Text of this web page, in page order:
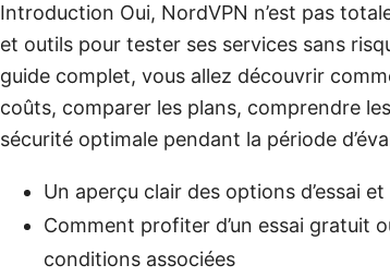
Introduction Oui, NordVPN n’est pas
et outils pour tester ses services sans
guide complet, vous allez découvrir
coûts, comparer les plans, comprendre
sécurité optimale pendant la période
Un aperçu clair des options d’essai
Comment profiter d’un essai gratuit
conditions associées